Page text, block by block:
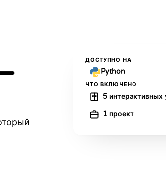
ДОСТУПНО НА
Python
ЧТО ВКЛЮЧЕНО
5 интерактивных
1 проект